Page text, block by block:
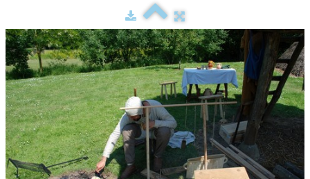
Galerie▼
Le costume▼
Le mobilier